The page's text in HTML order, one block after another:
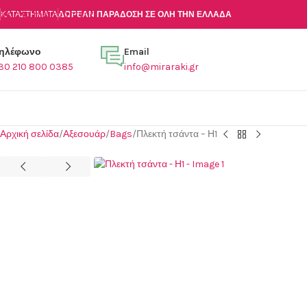
Skip to main content
ΚΑΤΑΣΤΉΜΑΤΑΔΩΡΕΑΝ ΠΑΡΑΔΟΣΗ ΣΕ ΟΛΗ ΤΗΝ ΕΛΛΑΔΑ
210 800 0385
Email
info@miraraki.gr
Αρχική σελίδα Αξεσουάρ Bags Πλεκτή τσάντα – Η1